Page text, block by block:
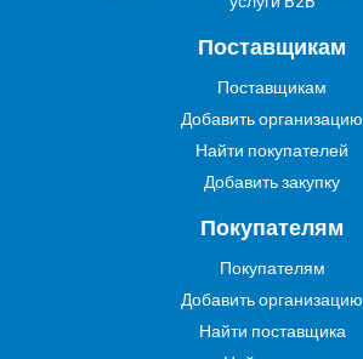
Поставщикам
Поставщикам
Добавить организацию
Найти покупателей
Добавить закупку
Покупателям
Покупателям
Добавить организацию
Найти поставщика